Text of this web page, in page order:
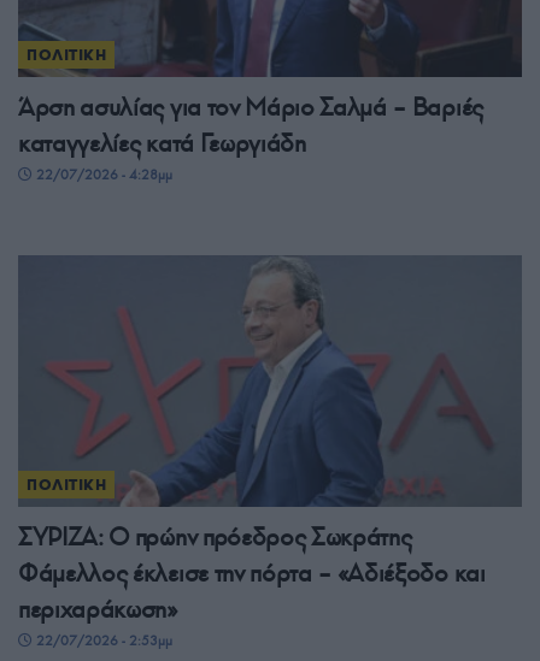
ΠΟΛΙΤΙΚΗ
Άρση ασυλίας για τον Μάριο Σαλμά – Βαριές
καταγγελίες κατά Γεωργιάδη
22/07/2026 - 4:28μμ
ΠΟΛΙΤΙΚΗ
ΣΥΡΙΖΑ: Ο πρώην πρόεδρος Σωκράτης
Φάμελλος έκλεισε την πόρτα – «Αδιέξοδο και
περιχαράκωση»
22/07/2026 - 2:53μμ